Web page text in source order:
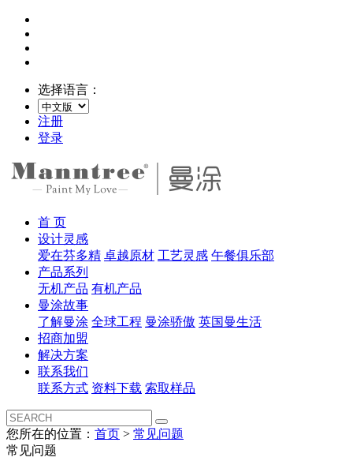
选择语言：
注册
登录
首 页
设计灵感
爱在芬多精 卓越原材 工艺灵感 午餐俱乐部
产品系列
无机产品 有机产品
曼涂故事
了解曼涂 全球工程 曼涂骄傲 英国曼生活
招商加盟
解决方案
联系我们
联系方式 资料下载 索取样品
您所在的位置： 首页 > 常见问题
常见问题